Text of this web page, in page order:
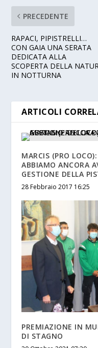
PRECEDENTE
RAPACI, PIPISTRELLI…
CON GAIA UNA SERATA
DEDICATA ALLA
SCOPERTA DELLA
IN NOTTURNA
ARTICOLI
MARCIS (PRO
ABBIAMO ANCORA
GESTIONE DELLA
28 Febbraio 2017 16:25
PREMIAZIONE IN
DI STAGNO